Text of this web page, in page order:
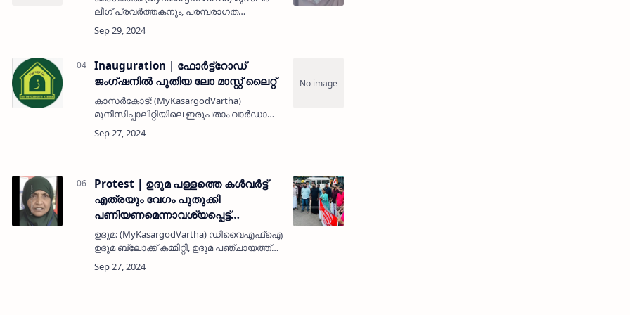
ലീഗ് പ്രവർത്തകനും, പരമ്പരാഗത
മത്സ്യത്തൊഴിലാളിയുമായ ഇബ്രാഹിം
കൊപ്പളം (60) നിര്യാതനായി. അസുഖത്തെ
Inauguration | ഫോർട്ട്‌റോഡ്
ജംഗ്‌ഷനിൽ പുതിയ ലോ മാസ്റ്റ് ലൈറ്റ്
കാസർകോട്: (MyKasargodVartha)
മുനിസിപ്പാലിറ്റിയിലെ ഇരുപതാം വാർഡായ
ഫോർട്ട്‌റോഡ് ജംഗ്‌ഷനിൽ പുതിയ ലോ
മാസ്റ്റ് ലൈറ്റ് പ്രകാശമാനമായി. എം എൽ എ
Protest | ഉദുമ പള്ളത്തെ കൾവർട്ട്
എത്രയും വേഗം പുതുക്കി
പണിയണമെന്നാവശ്യപ്പെട്ട്
ഡിവൈഎഫ്ഐ പ്രതിഷേധം
ഉദുമ: (MyKasargodVartha) ഡിവൈഎഫ്ഐ
ഉദുമ ബ്ലോക്ക് കമ്മിറ്റി, ഉദുമ പഞ്ചായത്ത്
ഓഫീസിന് സമീപം പള്ളത്ത്
കുഴിയെത്തുടർന്ന് അപകടാവസ്ഥയിലായ